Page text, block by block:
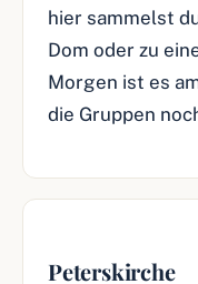
hier sammelst
Dom oder zu
Morgen ist es
die Gruppen
Peterskirche